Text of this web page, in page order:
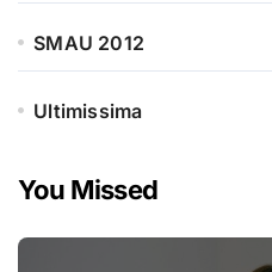
SMAU 2012
Ultimissima
You Missed